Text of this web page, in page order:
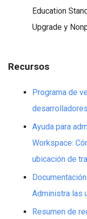
Education
Upgrade y
Recursos
Programa de
Ayuda para
Workspace:
ubicación de
Administra las
Resumen de